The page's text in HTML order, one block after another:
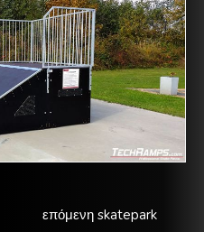
επόμενη skatepark